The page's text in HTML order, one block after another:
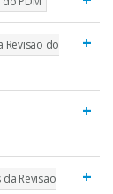
+
Revisão do
+
+
da Revisão